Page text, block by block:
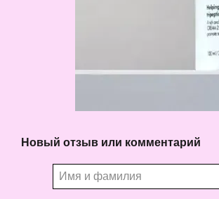
Новый отзыв или комментарий